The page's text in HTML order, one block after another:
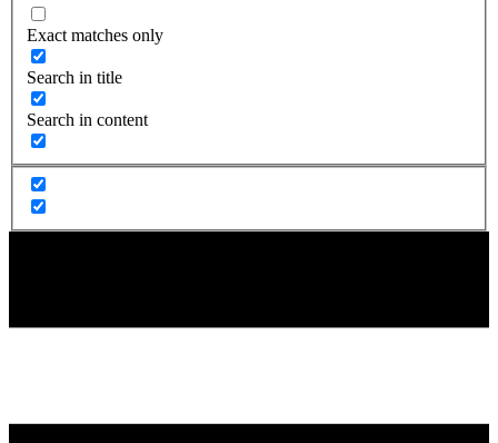
Exact matches only
Search in title
Search in content